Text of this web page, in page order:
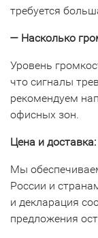
требуется
— Насколько
Уровень
что сигналы
рекомендуем
офисных зон.
Цена и доставка:
Мы
России и
и декларация
предложения